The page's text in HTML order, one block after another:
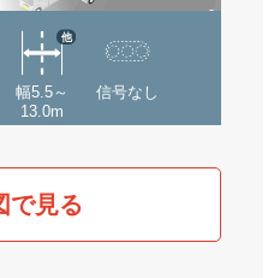
幅5.5～
13.0m
他
信号なし
で見る